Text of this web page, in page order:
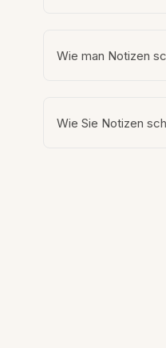
Wie man Notizen
Wie Sie Notizen